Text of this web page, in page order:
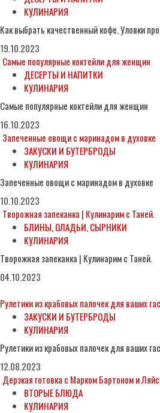
КУЛИНАРИЯ
Как выбрать качественный кофе. Уловки
19.10.2023
Самые популярные коктейли для женщин
ДЕСЕРТЫ И НАПИТКИ
КУЛИНАРИЯ
Самые популярные коктейли для женщин
16.10.2023
Запеченные овощи с маринадом в духовке
ЗАКУСКИ И БУТЕРБРОДЫ
КУЛИНАРИЯ
Запеченные овощи с маринадом в духовке
10.10.2023
Творожная запеканка | Кулинарим с Таней.
БЛИНЫ, ОЛАДЬИ, СЫРНИКИ
КУЛИНАРИЯ
Творожная запеканка | Кулинарим с Таней.
04.10.2023
Рулетики из крабовых палочек для ваших
ЗАКУСКИ И БУТЕРБРОДЫ
КУЛИНАРИЯ
Рулетики из крабовых палочек для ваших
12.08.2023
Дерзкая готовка с Марком Бартоном и
ВТОРЫЕ БЛЮДА
КУЛИНАРИЯ